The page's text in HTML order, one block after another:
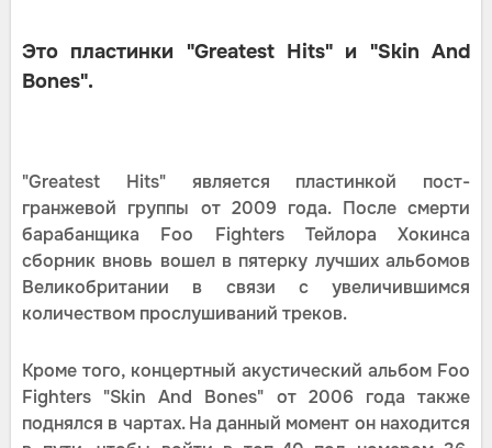
Это пластинки "Greatest Hits" и "Skin And
Bones".
"Greatest Hits" является пластинкой пост-
гранжевой группы от 2009 года. После смерти
барабанщика Foo Fighters Тейлора Хокинса
сборник вновь вошел в пятерку лучших альбомов
Великобритании в связи с увеличившимся
количеством прослушиваний треков.
Кроме того, концертный акустический альбом Foo
Fighters "Skin And Bones" от 2006 года также
поднялся в чартах. На данный момент он находится